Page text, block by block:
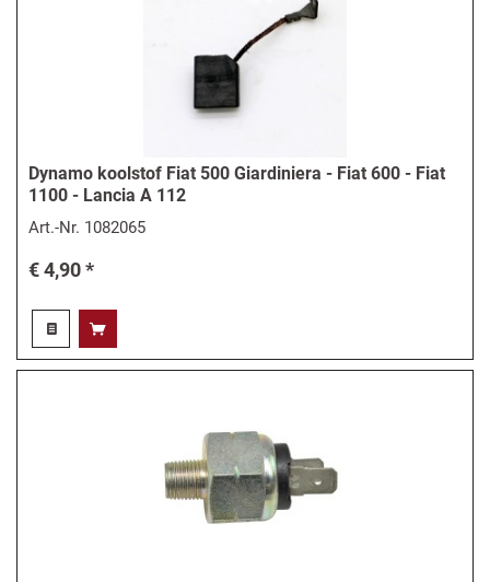
Dynamo koolstof Fiat 500 Giardiniera - Fiat 600 - Fiat
1100 - Lancia A 112
Art.-Nr. 1082065
€ 4,90 *